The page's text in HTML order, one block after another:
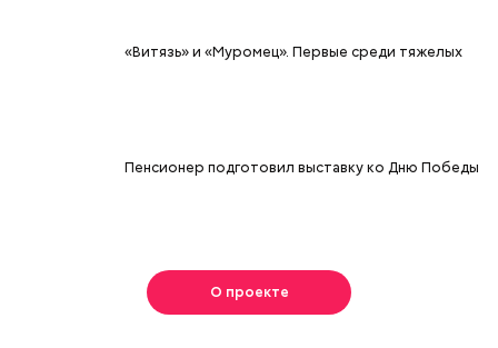
«Витязь» и «Муромец». Первые среди тяжелых
Пенсионер подготовил выставку ко Дню Победы
О проекте